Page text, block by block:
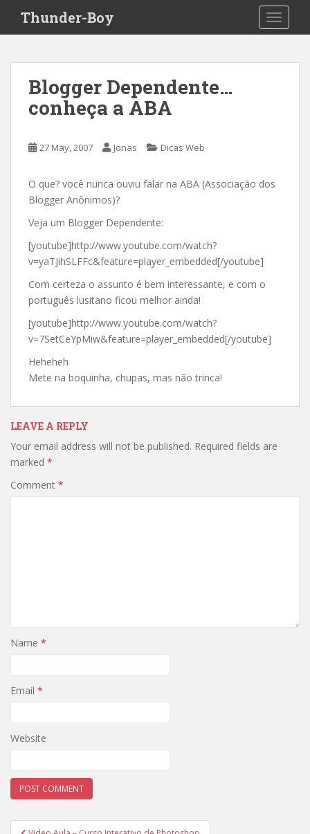
i
Thunder-Boy
Blogger Dependente…
conheça a ABA
27 May, 2007 Jonas Dicas Web
O que? você nunca ouviu falar na ABA (Associação dos
Blogger Anônimos)?
Veja um Blogger Dependente:
[youtube]http://www.youtube.com/watch?
v=yaTJihSLFFc&feature=player_embedded[/youtube]
Com certeza o assunto é bem interessante, e com o
português lusitano ficou melhor ainda!
[youtube]http://www.youtube.com/watch?
v=7SetCeYpMiw&feature=player_embedded[/youtube]
Heheheh
Mete na boquinha, chupas, mas não trinca!
LEAVE A REPLY
Your email address will not be published. Required fields are
marked *
Comment *
Name *
Email *
Website
Post